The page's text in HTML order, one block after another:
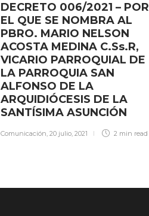
DECRETO 006/2021 – POR
EL QUE SE NOMBRA AL
PBRO. MARIO NELSON
ACOSTA MEDINA C.Ss.R,
VICARIO PARROQUIAL DE
LA PARROQUIA SAN
ALFONSO DE LA
ARQUIDIÓCESIS DE LA
SANTÍSIMA ASUNCIÓN
Comunicación, 20 julio, 2021 2 min read